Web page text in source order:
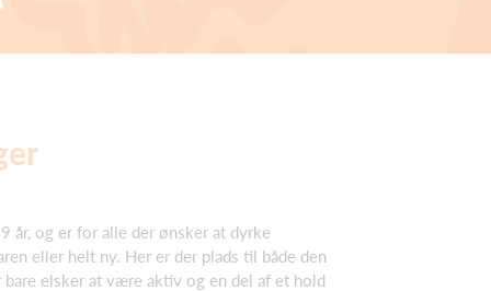
år, og er for alle der ønsker at dyrke
eller helt ny. Her er der plads til både den
elsker at være aktiv og en del af et hold